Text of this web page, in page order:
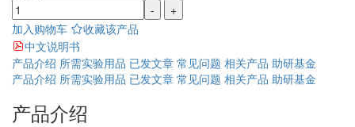
-
+
加入购物车
收藏该产品
中文说明书
产品介绍 所需实验用品 已发文章 常见问题 相关产品 助研基金
产品介绍 所需实验用品 已发文章 常见问题 相关产品 助研基金
产品介绍